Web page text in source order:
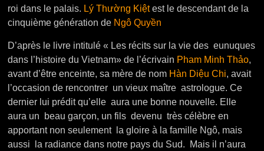
roi dans le palais. Lý Thường Kiệtest le descendant de la
cinquième génération de Ngô Quyền
D’après le livre intitulé « Les récits sur la vie des eunuques
dans l’histoire du Vietnam» de l’écrivain Pham Minh Thảo,
avant d’être enceinte, sa mère de nom Hàn Diệu Chi, avait
l’occasion de rencontrer un vieux maître astrologue. Ce
dernier lui prédit qu’elle aura une bonne nouvelle. Elle
aura un beau garçon, un fils devenu très célèbre en
apportant non seulement la gloire à la famille Ngô, mais
aussi la radiance dans notre pays du Sud. Mais il n’aura